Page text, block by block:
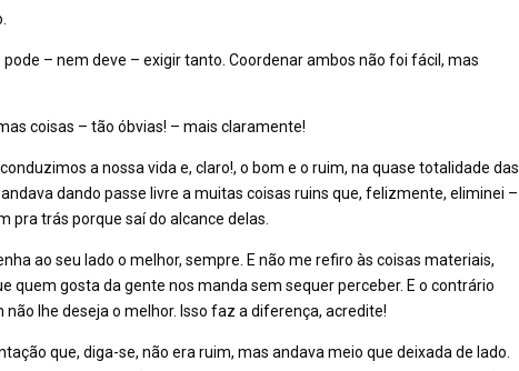
– nem deve – exigir tanto. Coordenar ambos não foi fácil, mas
coisas – tão óbvias! – mais claramente!
a nossa vida e, claro!, o bom e o ruim, na quase totalidade das
dando passe livre a muitas coisas ruins que, felizmente, eliminei –
pra trás porque saí do alcance delas.
ao seu lado o melhor, sempre. E não me refiro às coisas materiais,
quem gosta da gente nos manda sem sequer perceber. E o contrário
lhe deseja o melhor. Isso faz a diferença, acredite!
que, diga-se, não era ruim, mas andava meio que deixada de lado.